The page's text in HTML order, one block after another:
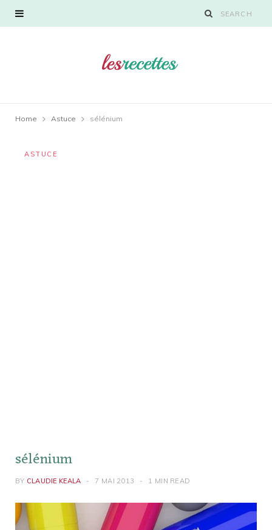
Home Astuce sélénium
ASTUCE
sélénium
BY CLAUDIE KEALA 7 MAI 2013 1 MIN READ